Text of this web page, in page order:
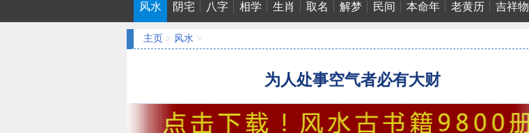
风水 阴宅 八字 相学 生肖 取名 解梦 民间 本命年 老黄历 吉祥物
主页 > 风水 >
为人处事空气者必有大财